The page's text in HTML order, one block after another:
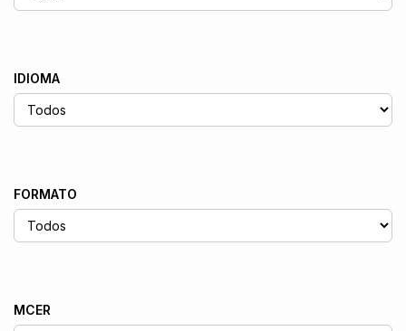
IDIOMA
FORMATO
MCER